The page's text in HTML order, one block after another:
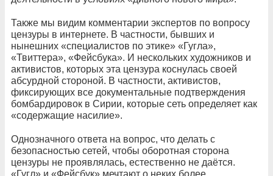
Также мы видим комментарии экспертов по вопросу
цензуры в интернете. В частности, бывших и
нынешних «специалистов по этике» «Гугла»,
«Твиттера», «Фейсбука». И нескольких художников и
активистов, которых эта цензура коснулась своей
абсурдной стороной. В частности, активистов,
фиксирующих все документальные подтверждения
бомбардировок в Сирии, которые сеть определяет как
«содержащие насилие».
Однозначного ответа на вопрос, что делать с
безопасностью сетей, чтобы оборотная сторона
цензуры не проявлялась, естественно не даётся.